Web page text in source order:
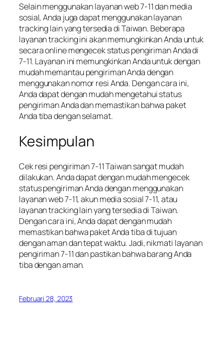
Selain menggunakan layanan web 7-11 dan media
sosial, Anda juga dapat menggunakan layanan
tracking lain yang tersedia di Taiwan. Beberapa
layanan tracking ini akan memungkinkan Anda untuk
secara online mengecek status pengiriman Anda di
7-11. Layanan ini memungkinkan Anda untuk dengan
mudah memantau pengiriman Anda dengan
menggunakan nomor resi Anda. Dengan cara ini,
Anda dapat dengan mudah mengetahui status
pengiriman Anda dan memastikan bahwa paket
Anda tiba dengan selamat.
Kesimpulan
Cek resi pengiriman 7-11 Taiwan sangat mudah
dilakukan. Anda dapat dengan mudah mengecek
status pengiriman Anda dengan menggunakan
layanan web 7-11, akun media sosial 7-11, atau
layanan tracking lain yang tersedia di Taiwan.
Dengan cara ini, Anda dapat dengan mudah
memastikan bahwa paket Anda tiba di tujuan
dengan aman dan tepat waktu. Jadi, nikmati layanan
pengiriman 7-11 dan pastikan bahwa barang Anda
tiba dengan aman.
Februari 28, 2023